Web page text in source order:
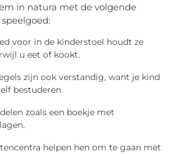
in natura met de volgende
voor in de kinderstoel houdt ze
u eet of kookt.
zijn ook verstandig, want je kind
bestuderen.
zoals een boekje met
helpen hen om te gaan met